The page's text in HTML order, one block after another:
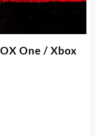
One / Xbox